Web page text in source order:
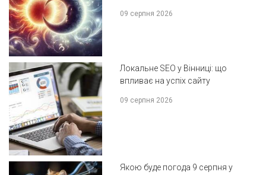
09 серпня 2026
Локальне SEO у Вінниці: що
впливає на успіх сайту
09 серпня 2026
Якою буде погода 9 серпня у